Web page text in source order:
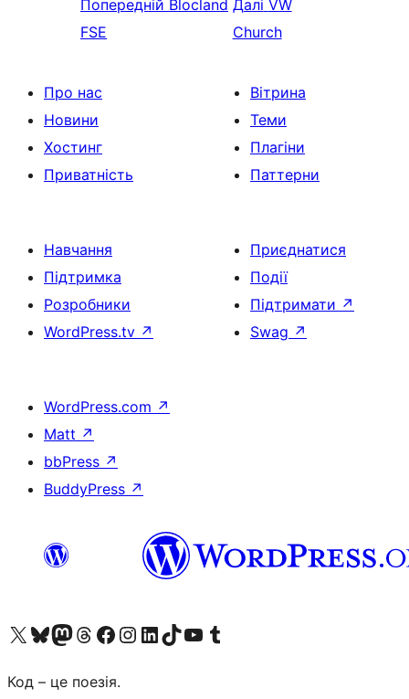
Попередній Blocland
FSE
Далі VW
Church
Про нас
Новини
Хостинг
Приватність
Вітрина
Теми
Плагіни
Паттерни
Навчання
Підтримка
Розробники
WordPress.tv ↗
Приєднатися
Події
Підтримати ↗
Swag ↗
WordPress.com ↗
Matt ↗
bbPress ↗
BuddyPress ↗
Visit our X (formerly Twitter) account
Visit our Bluesky account
Завітайте до нашої стрічки в Mastodon
Visit our Threads account
Завітайте на нашу сторінку в Facebook
Visit our Instagram account
Visit our LinkedIn account
Visit our TikTok account
Visit our YouTube channel
Visit our Tumblr account
Код – це поезія.